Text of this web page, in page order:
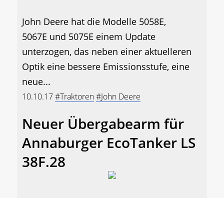
John Deere hat die Modelle 5058E,
5067E und 5075E einem Update
unterzogen, das neben einer aktuelleren
Optik eine bessere Emissionsstufe, eine
neue...
10.10.17#Traktoren#John Deere
Neuer Übergabearm für
Annaburger EcoTanker LS
38F.28